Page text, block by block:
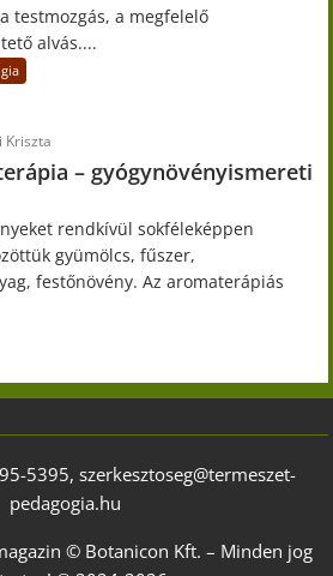
testmozgás, a megfelelő
alvás....
Kriszta
– gyógynövényismereti
rendkívül sokféleképpen
gyümölcs, fűszer,
festőnövény. Az aromaterápiás
5395, szerkesztoseg@termeszet-
pedagogia.hu
© Botanicon Kft. – Minden jog